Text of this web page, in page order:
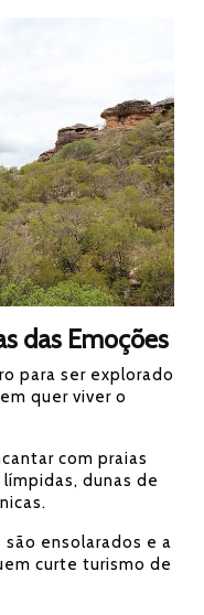
das Emoções
para ser explorado
quer viver o
com praias
dunas de
ensolarados e a
curte turismo de